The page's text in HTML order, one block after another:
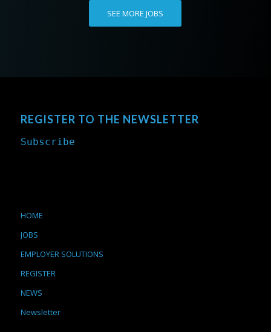
SEE MORE JOBS
REGISTER TO THE NEWSLETTER
Subscribe
HOME
JOBS
EMPLOYER SOLUTIONS
REGISTER
NEWS
Newsletter